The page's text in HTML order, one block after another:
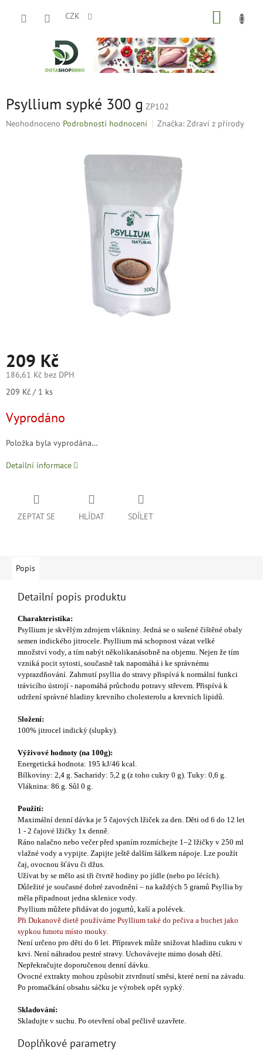
CZK
Psyllium sypké 300 g ZP102
Průměrné
Neohodnoceno Podrobnosti hodnocení Značka: Zdraví z přírody
209 Kč
186,61 Kč bez DPH
Měrná
209 Kč / 1 ks
Vyprodáno
Položka byla vyprodána…
Detailní informace
ZEPTAT SE HLÍDAT SDÍLET
Popis
Detailní popis produktu
Charakteristika:
Psyllium je skvělým zdrojem vlákniny. Jedná se o sušené čištěné obaly
semen indického jitrocele. Psyllium má schopnost vázat velké
množství vody, a tím nabýt několikanásobně na objemu. Nejen že tím
vzniká pocit sytosti, současně tak napomáhá i ke správnému
vyprazdňování. Zahrnutí psyllia do stravy přispívá k normální funkci
trávicího ústrojí - napomáhá průchodu potravy střevem. Přispívá k
udržení správné hladiny krevního cholesterolu a krevních lipidů.
Složení:
100% jitrocel indický (slupky).
Výživové hodnoty (na 100g):
Energetická hodnota: 195 kJ/46 kcal.
Bílkoviny: 2,4 g. Sacharidy: 5,2 g (z toho cukry 0 g). Tuky: 0,6 g.
Vláknina: 86 g. Sůl 0 g.
Použití:
Maximální denní dávka je 5 čajových lžiček za den. Děti od 6 do 12 let
1 - 2 čajové lžičky 1x denně.
Ráno nalačno nebo večer před spaním rozmíchejte 1–2 lžičky v 250 ml
vlažné vody a vypijte. Zapijte ještě dalším šálkem nápoje. Lze použít
čaj, ovocnou šťávu či džus.
Užívat by se mělo asi tři čtvrtě hodiny po jídle (nebo po lécích).
Důležité je současné dobré zavodnění – na každých 5 gramů Psyllia by
měla připadnout jedna sklenice vody.
Psyllium můžete přidávat do jogurtů, kaší a polévek.
Při Dukanově dietě používáme Psyllium také do pečiva a buchet jako
sypkou hmotu místo mouky.
Není určeno pro děti do 6 let. Přípravek může snižovat hladinu cukru v
krvi. Není náhradou pestré stravy. Uchovávejte mimo dosah dětí.
Nepřekračujte doporučenou denní dávku.
Ovocné extrakty mohou způsobit ztvrdnutí směsi, které není na závadu.
Po promačkání obsahu sáčku je výrobek opět sypký.
Skladování:
Skladujte v suchu. Po otevření obal pečlivě uzavřete.
Doplňkové parametry